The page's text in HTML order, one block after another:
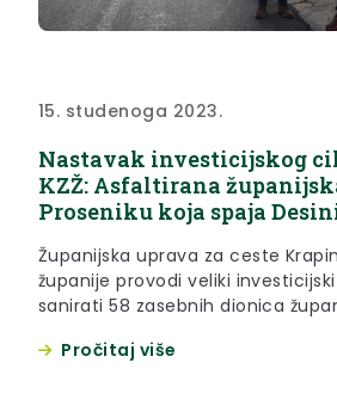
15. studenoga 2023.
Nastavak investicijskog
KZŽ: Asfaltirana
Proseniku koja spaja
Županijska uprava za ceste
županije provodi veliki
sanirati 58 zasebnih dionica
Tijekom ovog tjedna završeno je
Pročitaj više